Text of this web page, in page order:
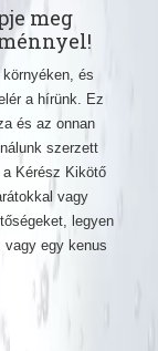
meg
és
a hírünk. Ez
és az onnan
szerzett
Kérész Kikötő
vagy
legyen
vagy egy kenus